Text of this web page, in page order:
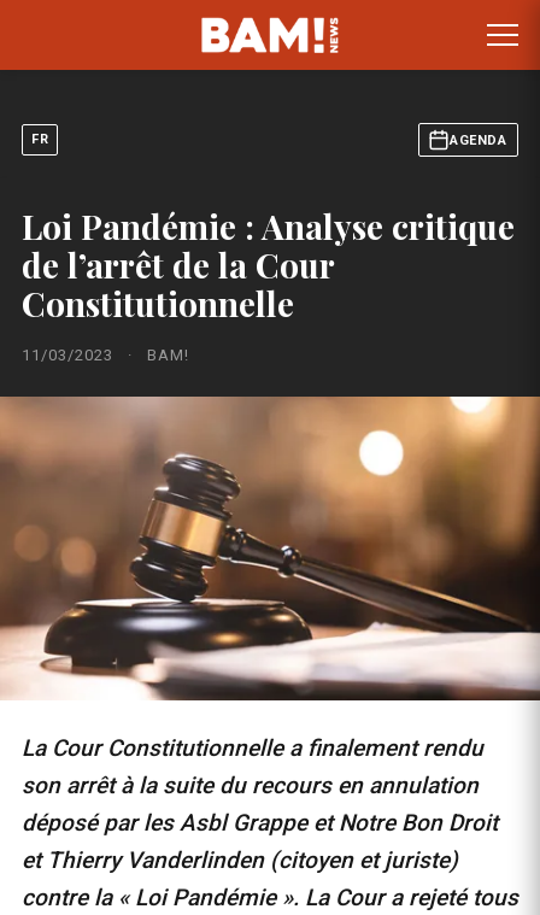
FR AGENDA
Loi Pandémie : Analyse critique
de l’arrêt de la Cour
Constitutionnelle
11/03/2023 · BAM!
La Cour Constitutionnelle a finalement rendu
son arrêt à la suite du recours en annulation
déposé par les Asbl Grappe et Notre Bon Droit
et Thierry Vanderlinden (citoyen et juriste)
contre la « Loi Pandémie ». La Cour a rejeté tous